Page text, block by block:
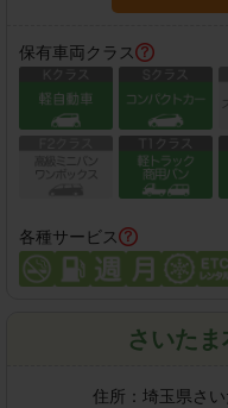
保有車両クラス
各種サービス
さいた
住所： 埼玉県さ